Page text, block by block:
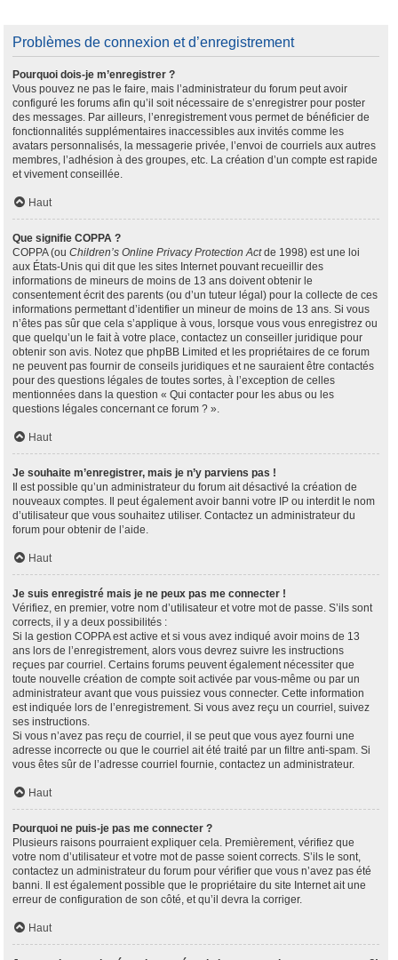
Problèmes de connexion et d’enregistrement
Pourquoi dois-je m’enregistrer ?
Vous pouvez ne pas le faire, mais l’administrateur du forum peut avoir
configuré les forums afin qu’il soit nécessaire de s’enregistrer pour poster
des messages. Par ailleurs, l’enregistrement vous permet de bénéficier de
fonctionnalités supplémentaires inaccessibles aux invités comme les
avatars personnalisés, la messagerie privée, l’envoi de courriels aux autres
membres, l’adhésion à des groupes, etc. La création d’un compte est rapide
et vivement conseillée.
Haut
Que signifie COPPA ?
COPPA (ou Children’s Online Privacy Protection Actde 1998) est une loi
aux États-Unis qui dit que les sites Internet pouvant recueillir des
informations de mineurs de moins de 13 ans doivent obtenir le
consentement écrit des parents (ou d’un tuteur légal) pour la collecte de ces
informations permettant d’identifier un mineur de moins de 13 ans. Si vous
n’êtes pas sûr que cela s’applique à vous, lorsque vous vous enregistrez ou
que quelqu’un le fait à votre place, contactez un conseiller juridique pour
obtenir son avis. Notez que phpBB Limited et les propriétaires de ce forum
ne peuvent pas fournir de conseils juridiques et ne sauraient être contactés
pour des questions légales de toutes sortes, à l’exception de celles
mentionnées dans la question « Qui contacter pour les abus ou les
questions légales concernant ce forum ? ».
Haut
Je souhaite m’enregistrer, mais je n’y parviens pas !
Il est possible qu’un administrateur du forum ait désactivé la création de
nouveaux comptes. Il peut également avoir banni votre IP ou interdit le nom
d’utilisateur que vous souhaitez utiliser. Contactez un administrateur du
forum pour obtenir de l’aide.
Haut
Je suis enregistré mais je ne peux pas me connecter !
Vérifiez, en premier, votre nom d’utilisateur et votre mot de passe. S’ils sont
corrects, il y a deux possibilités :
Si la gestion COPPA est active et si vous avez indiqué avoir moins de 13
ans lors de l’enregistrement, alors vous devrez suivre les instructions
reçues par courriel. Certains forums peuvent également nécessiter que
toute nouvelle création de compte soit activée par vous-même ou par un
administrateur avant que vous puissiez vous connecter. Cette information
est indiquée lors de l’enregistrement. Si vous avez reçu un courriel, suivez
ses instructions.
Si vous n’avez pas reçu de courriel, il se peut que vous ayez fourni une
adresse incorrecte ou que le courriel ait été traité par un filtre anti-spam. Si
vous êtes sûr de l’adresse courriel fournie, contactez un administrateur.
Haut
Pourquoi ne puis-je pas me connecter ?
Plusieurs raisons pourraient expliquer cela. Premièrement, vérifiez que
votre nom d’utilisateur et votre mot de passe soient corrects. S’ils le sont,
contactez un administrateur du forum pour vérifier que vous n’avez pas été
banni. Il est également possible que le propriétaire du site Internet ait une
erreur de configuration de son côté, et qu’il devra la corriger.
Haut